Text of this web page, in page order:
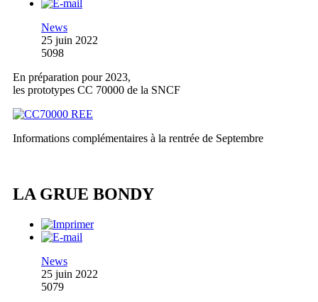
News
25 juin 2022
5098
En préparation pour 2023,
les prototypes CC 70000 de la SNCF
Informations complémentaires à la rentrée de Septembre
LA GRUE BONDY
News
25 juin 2022
5079